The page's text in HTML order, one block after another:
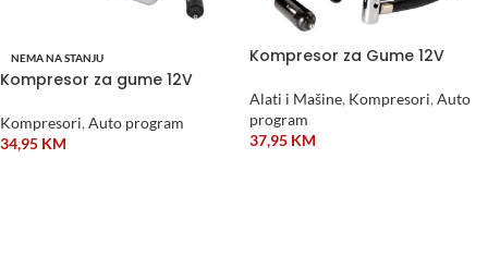
NEMA NA STANJU
Kompresor za gume 12V
Kompresori, Auto program
34,95 KM
Kompresor za Gume 12V
Alati i Mašine, Kompresori, Auto
program
37,95 KM